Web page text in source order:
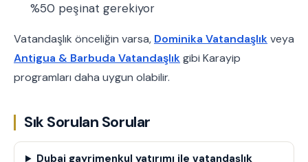
%50 peşinat gerekiyor
Vatandaşlık önceliğin varsa, Dominika Vatandaşlıkveya
Antigua & Barbuda Vatandaşlıkgibi Karayip
programları daha uygun olabilir.
Sık Sorulan Sorular
Dubai gayrimenkul yatırımı ile vatandaşlık